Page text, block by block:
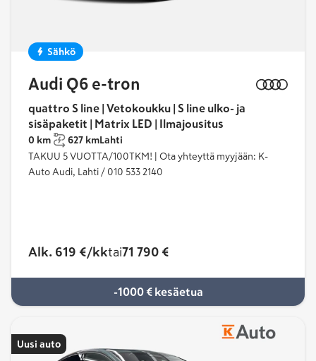
Sähkö
Audi Q6 e-tron
quattro S line | Vetokoukku | S line ulko- ja
sisäpaketit | Matrix LED | Ilmajousitus
0 km 627 km Lahti
TAKUU 5 VUOTTA/100TKM! | Ota yhteyttä myyjään: K-
Auto Audi, Lahti / 010 533 2140
Alk. 619 €/kktai71 790 €
-1000 € kesäetua
Uusi auto